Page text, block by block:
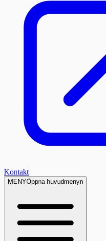
Kontakt
MENYÖppna huvudmenyn